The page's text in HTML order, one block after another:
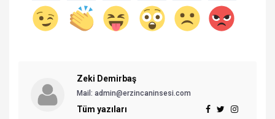
Zeki Demirbaş
Mail: admin@erzincaninsesi.com
Tüm yazıları